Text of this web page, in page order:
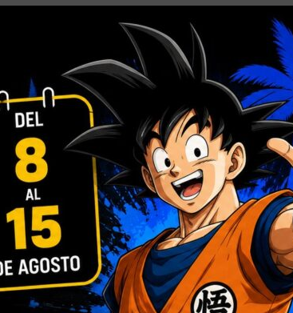
TAZA DRAGON BALL
TAZAS PERSONALIZADAS
0,9 kg
Caja con Ventana Personalizada, Caja